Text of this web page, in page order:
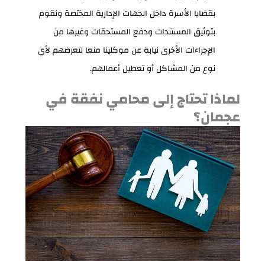
بقضايا الأسرة داخل الجهات الإدارية المختصة ونقوم
بتوثيق المستندات ودفع المستحقات وغيرها من
الإجراءات الأخرى نيابة عن موكلينا منعا لتعرضهم لأي
نوع من المشاكل أو تعطيل أعمالهم.
لماذا تحتاج إلى محامي نفقة في
عجمان؟